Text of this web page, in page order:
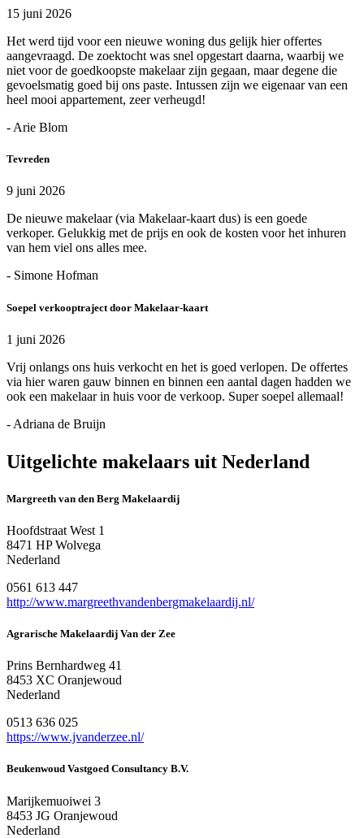
15 juni 2026
Het werd tijd voor een nieuwe woning dus gelijk hier offertes
aangevraagd. De zoektocht was snel opgestart daarna, waarbij we
niet voor de goedkoopste makelaar zijn gegaan, maar degene die
gevoelsmatig goed bij ons paste. Intussen zijn we eigenaar van een
heel mooi appartement, zeer verheugd!
- Arie Blom
Tevreden
9 juni 2026
De nieuwe makelaar (via Makelaar-kaart dus) is een goede
verkoper. Gelukkig met de prijs en ook de kosten voor het inhuren
van hem viel ons alles mee.
- Simone Hofman
Soepel verkooptraject door Makelaar-kaart
1 juni 2026
Vrij onlangs ons huis verkocht en het is goed verlopen. De offertes
via hier waren gauw binnen en binnen een aantal dagen hadden we
ook een makelaar in huis voor de verkoop. Super soepel allemaal!
- Adriana de Bruijn
Uitgelichte makelaars uit Nederland
Margreeth van den Berg Makelaardij
Hoofdstraat West 1
8471 HP Wolvega
Nederland
0561 613 447
http://www.margreethvandenbergmakelaardij.nl/
Agrarische Makelaardij Van der Zee
Prins Bernhardweg 41
8453 XC Oranjewoud
Nederland
0513 636 025
https://www.jvanderzee.nl/
Beukenwoud Vastgoed Consultancy B.V.
Marijkemuoiwei 3
8453 JG Oranjewoud
Nederland